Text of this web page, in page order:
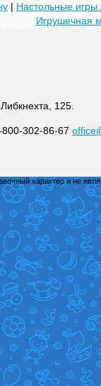
| Настольные игры
Игрушечная
125.
302-86-67
характер и не